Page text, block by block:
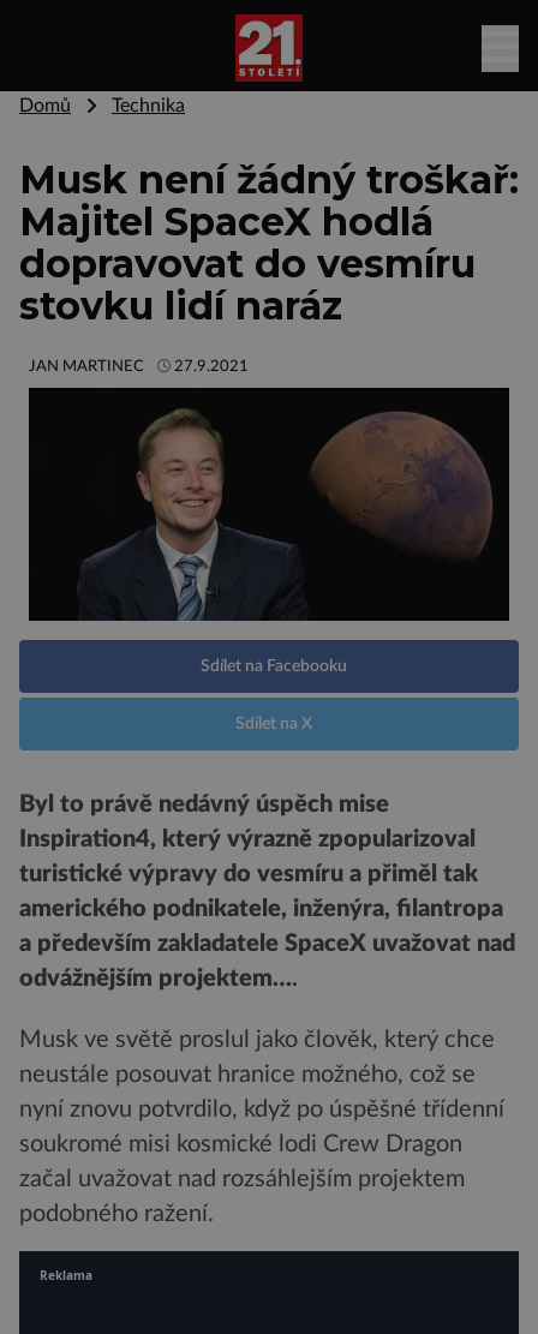
Domů Technika
Musk není žádný troškař:
Majitel SpaceX hodlá
dopravovat do vesmíru
stovku lidí naráz
JAN MARTINEC 27.9.2021
Sdílet na Facebooku
Sdílet na X
Byl to právě nedávný úspěch mise
Inspiration4, který výrazně zpopularizoval
turistické výpravy do vesmíru a přiměl tak
amerického podnikatele, inženýra, filantropa
a především zakladatele SpaceX uvažovat nad
odvážnějším projektem….
Musk ve světě proslul jako člověk, který chce
neustále posouvat hranice možného, což se
nyní znovu potvrdilo, když po úspěšné třídenní
soukromé misi kosmické lodi Crew Dragon
začal uvažovat nad rozsáhlejším projektem
podobného ražení.
Reklama